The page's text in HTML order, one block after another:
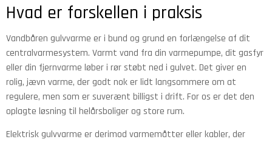
Hvad er forskellen i praksis
Vandbåren gulvvarme er i bund og grund en forlængelse af dit
centralvarmesystem. Varmt vand fra din varmepumpe, dit gasfyr
eller din fjernvarme løber i rør støbt ned i gulvet. Det giver en
rolig, jævn varme, der godt nok er lidt langsommere om at
regulere, men som er suverænt billigst i drift. For os er det den
oplagte løsning til helårsboliger og store rum.
Elektrisk gulvvarme er derimod varmemåtter eller kabler, der